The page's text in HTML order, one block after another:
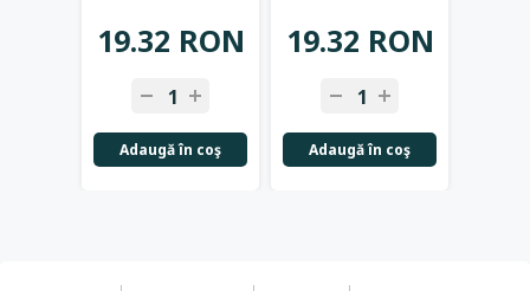
19.32 RON
Adaugă în coş
19.32 RON
Adaugă în coş
+ +